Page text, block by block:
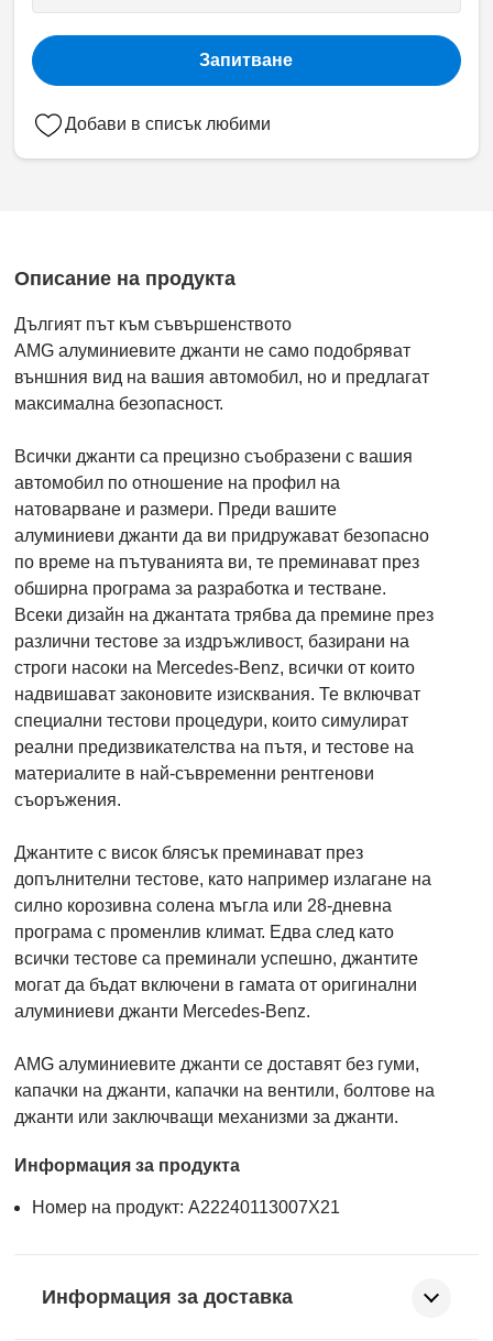
Запитване
Добави в списък любими
Описание на продукта
Дългият път към съвършенството
AMG алуминиевите джанти не само подобряват
външния вид на вашия автомобил, но и предлагат
максимална безопасност.
Всички джанти са прецизно съобразени с вашия
автомобил по отношение на профил на
натоварване и размери. Преди вашите
алуминиеви джанти да ви придружават безопасно
по време на пътуванията ви, те преминават през
обширна програма за разработка и тестване.
Всеки дизайн на джантата трябва да премине през
различни тестове за издръжливост, базирани на
строги насоки на Mercedes-Benz, всички от които
надвишават законовите изисквания. Те включват
специални тестови процедури, които симулират
реални предизвикателства на пътя, и тестове на
материалите в най-съвременни рентгенови
съоръжения.
Джантите с висок блясък преминават през
допълнителни тестове, като например излагане на
силно корозивна солена мъгла или 28-дневна
програма с променлив климат. Едва след като
всички тестове са преминали успешно, джантите
могат да бъдат включени в гамата от оригинални
алуминиеви джанти Mercedes-Benz.
AMG алуминиевите джанти се доставят без гуми,
капачки на джанти, капачки на вентили, болтове на
джанти или заключващи механизми за джанти.
Информация за продукта
Номер на продукт: A22240113007X21
Информация за доставка